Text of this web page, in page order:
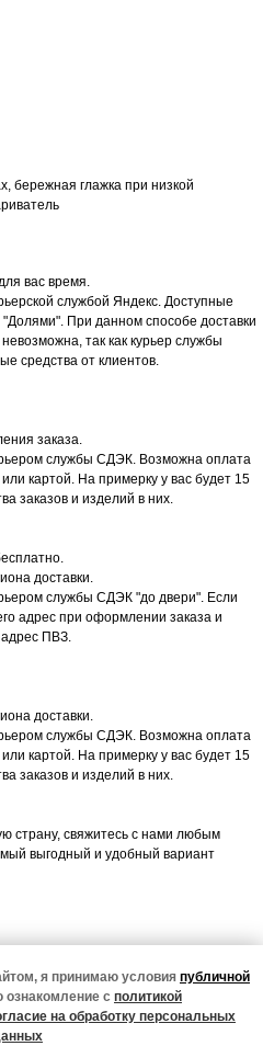
я принимаю условия публичной
с политикой
на обработку персональных
бережная глажка при низкой
вас время.
службой Яндекс. Доступные
При данном способе доставки
так как курьер службы
средства от клиентов.
заказа.
службы СДЭК. Возможна оплата
картой. На примерку у вас будет 15
заказов и изделий в них.
доставки.
службы СДЭК "до двери". Если
адрес при оформлении заказа и
адрес ПВЗ.
доставки.
службы СДЭК. Возможна оплата
картой. На примерку у вас будет 15
заказов и изделий в них.
страну, свяжитесь с нами любым
выгодный и удобный вариант
в курсе всех новинок,
и жизни магазина